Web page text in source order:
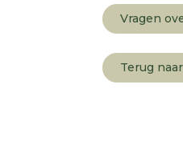
Vragen
Terug